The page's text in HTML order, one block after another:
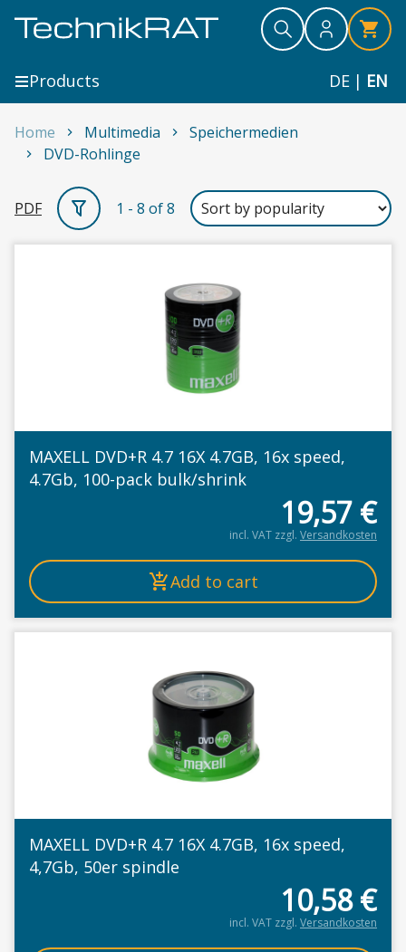
Search
Search
Search
DE | EN
Products
Home Multimedia
Speichermedien
DVD-Rohlinge
DVD-Rohlinge
PDF 1 - 8 of 8
MAXELL DVD+R 4.7 16X 4.7GB, 16x speed,
4.7Gb, 100-pack bulk/shrink
19,57 €
incl. VAT zzgl. Versandkosten
Add to cart
MAXELL DVD+R 4.7 16X 4.7GB, 16x speed,
4,7Gb, 50er spindle
10,58€
incl. VAT zzgl. Versandkosten